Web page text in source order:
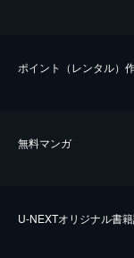
ポイント（レンタル）
無料マンガ
U-NEXTオリジナル書